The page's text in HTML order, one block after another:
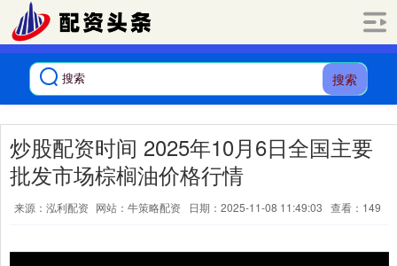
搜索
炒股配资时间 2025年10月6日全国主要
批发市场棕榈油价格行情
来源：泓利配资 网站：牛策略配资 日期：2025-11-08 11:49:03 查看：149